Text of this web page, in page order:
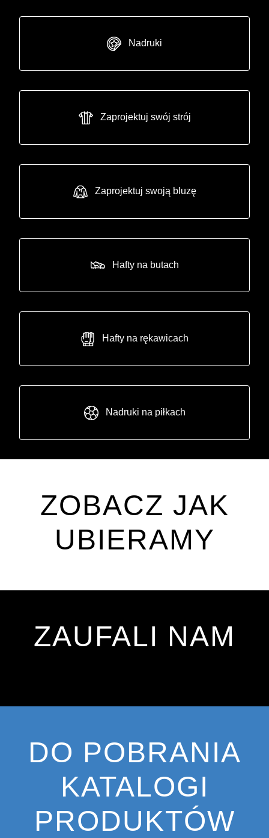
Nadruki
Zaprojektuj swój strój
Zaprojektuj swoją bluzę
Hafty na butach
Hafty na rękawicach
Nadruki na piłkach
ZOBACZ JAK
UBIERAMY
ZAUFALI NAM
DO POBRANIA
KATALOGI
PRODUKTÓW